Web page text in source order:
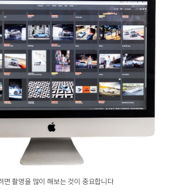
면 촬영을 많이 해보는 것이 중요합니다